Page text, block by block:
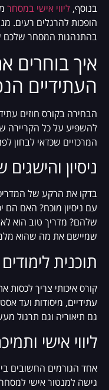
בנוסף, ליווי אישי במסחר
הופכות להרגלים רעים.
בהתנהגות המסחר שלכם
איך בוחרים
העתידיים
הבחירה בקורס חוזים
להשפיע על כל הקריירה
המרכזיים שכדאי לבחון
ניסיון
בדקו את הרקע של
עם ניסיון מוכח? האם הם
שלהם? מדריך טוב הוא
שמיישם את מה שהוא
תוכנית
קורס איכותי צריך
עתידיים, מיסודות ועד
גם תיאוריה וגם תרגול
ליווי אישי
אחד הגורמים החשובים
גישה למנטור אישי